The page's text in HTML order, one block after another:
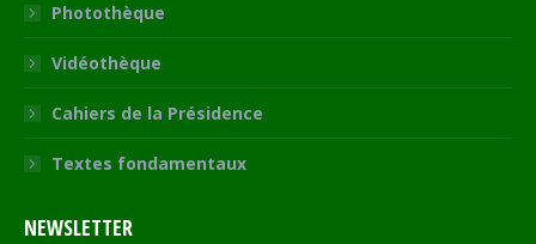
Photothèque
Vidéothèque
Cahiers de la Présidence
Textes fondamentaux
NEWSLETTER